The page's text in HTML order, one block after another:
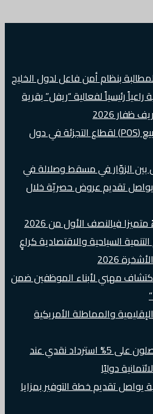
بنظام أمن فاعل لدول الخليج
رئيسياً لفعالية “ريفل” بقرية
2026
زوهو تطلق حل نقاط البيع (POS) لقطاع التجزئة في دول
بين الزوّار في مسقط وصلالة في
تقديم عروض حصريّة خلال
فيالنصف الأول من 2026
السياحية والاقتصادية كراعٍ
2026
مهني لأبناء الموظفين ضمن
والمماطلة الأمريكية
أكثر من 5000فائز سيحصلون على 5% استرداد نقدي عند
يواصل تقديم خطة التوفير بمزايا